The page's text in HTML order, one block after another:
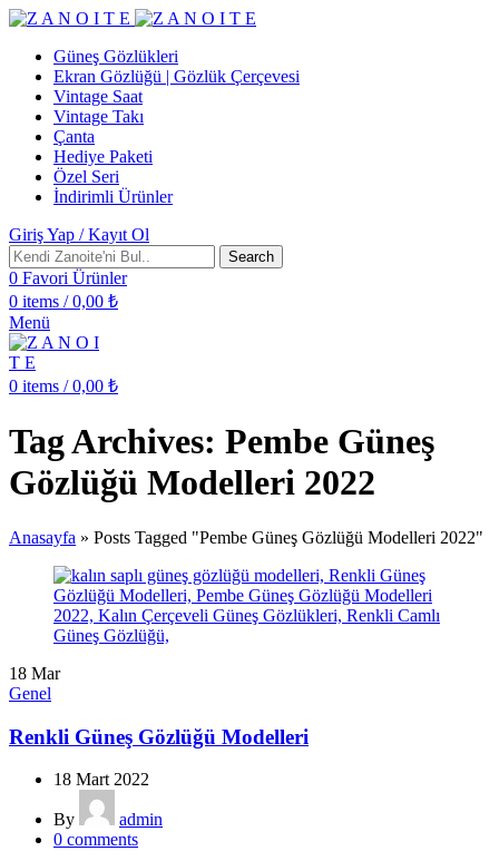
Güneş Gözlükleri
Ekran Gözlüğü | Gözlük Çerçevesi
Vintage Saat
Vintage Takı
Çanta
Hediye Paketi
Özel Seri
İndirimli Ürünler
Giriş Yap / Kayıt Ol
Search
0 Favori Ürünler
0 items / 0,00 ₺
Menü
0 items / 0,00 ₺
Tag Archives: Pembe Güneş
Gözlüğü Modelleri 2022
Anasayfa » Posts Tagged "Pembe Güneş Gözlüğü Modelleri 2022"
18 Mar
Genel
Renkli Güneş Gözlüğü Modelleri
18 Mart 2022
By
admin
0 comments